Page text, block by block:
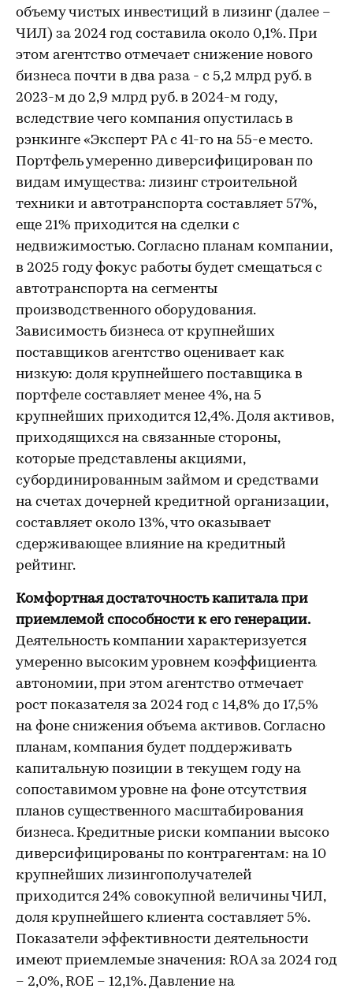
объему чистых инвестиций в лизинг (далее –
ЧИЛ) за 2024 год составила около 0,1%. При
этом агентство отмечает снижение нового
бизнеса почти в два раза - с 5,2 млрд руб. в
2023-м до 2,9 млрд руб. в 2024-м году,
вследствие чего компания опустилась в
рэнкинге «Эксперт РА с 41-го на 55-е место.
Портфель умеренно диверсифицирован по
видам имущества: лизинг строительной
техники и автотранспорта составляет 57%,
еще 21% приходится на сделки с
недвижимостью. Согласно планам компании,
в 2025 году фокус работы будет смещаться с
автотранспорта на сегменты
производственного оборудования.
Зависимость бизнеса от крупнейших
поставщиков агентство оценивает как
низкую: доля крупнейшего поставщика в
портфеле составляет менее 4%, на 5
крупнейших приходится 12,4%. Доля активов,
приходящихся на связанные стороны,
которые представлены акциями,
субординированным займом и средствами
на счетах дочерней кредитной организации,
составляет около 13%, что оказывает
сдерживающее влияние на кредитный
рейтинг.
Комфортная достаточность капитала при
приемлемой способности к его генерации.
Деятельность компании характеризуется
умеренно высоким уровнем коэффициента
автономии, при этом агентство отмечает
рост показателя за 2024 год с 14,8% до 17,5%
на фоне снижения объема активов. Согласно
планам, компания будет поддерживать
капитальную позиции в текущем году на
сопоставимом уровне на фоне отсутствия
планов существенного масштабирования
бизнеса. Кредитные риски компании высоко
диверсифицированы по контрагентам: на 10
крупнейших лизингополучателей
приходится 24% совокупной величины ЧИЛ,
доля крупнейшего клиента составляет 5%.
Показатели эффективности деятельности
имеют приемлемые значения: ROA за 2024 год
– 2,0%, ROE – 12,1%. Давление на